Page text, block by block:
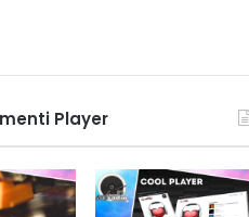
Player